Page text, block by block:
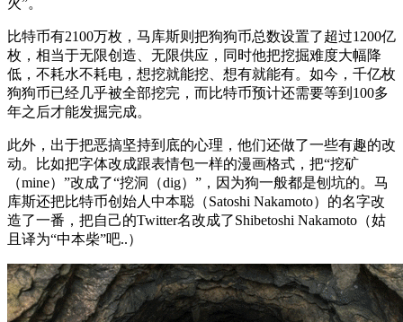
比特币有2100万枚，马库斯则把狗狗币总数设置了超过1200亿
枚，相当于无限创造、无限供应，同时他把挖掘难度大幅降
低，不耗水不耗电，想挖就能挖、想有就能有。如今，千亿枚
狗狗币已经几乎被全部挖完，而比特币预计还需要等到100多
年之后才能发掘完成。
此外，出于把恶搞坚持到底的心理，他们还做了一些有趣的改
动。比如把字体改成跟表情包一样的漫画格式，把“挖矿
（mine）”改成了“挖洞（dig）”，因为狗一般都是刨坑的。马
库斯还把比特币创始人中本聪（Satoshi Nakamoto）的名字改
造了一番，把自己的Twitter名改成了Shibetoshi Nakamoto（姑
且译为“中本柴”吧..）